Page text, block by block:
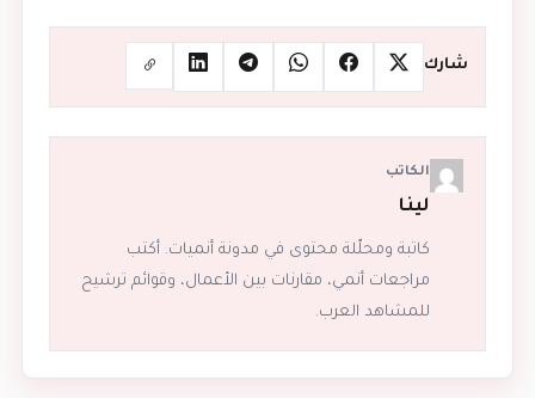
شارك
الكاتب
لينا
كاتبة ومحلّلة محتوى في مدونة أنميات. أكتب
مراجعات أنمي، مقارنات بين الأعمال، وقوائم ترشيح
للمشاهد العرب.